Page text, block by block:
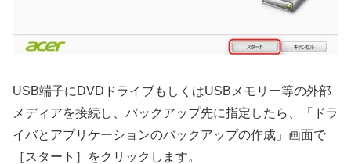
USB端子にDVDドライブもしくはUSBメモリー等の外部
メディアを接続し、バックアップ先に指定したら、「ドラ
イバとアプリケーションのバックアップの作成」画面で
［スタート］をクリックします。